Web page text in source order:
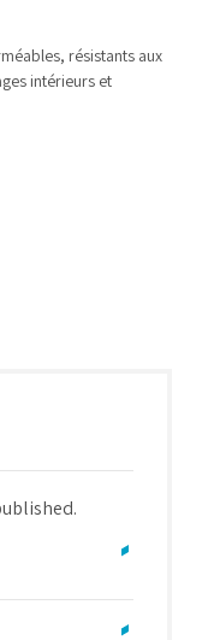
résistants aux
intérieurs et